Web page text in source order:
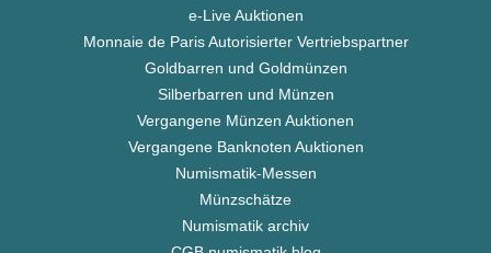
e-Live Auktionen
Monnaie de Paris Autorisierter Vertriebspartner
Goldbarren und Goldmünzen
Silberbarren und Münzen
Vergangene Münzen Auktionen
Vergangene Banknoten Auktionen
Numismatik-Messen
Münzschätze
Numismatik archiv